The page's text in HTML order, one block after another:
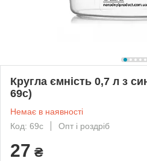
Кругла ємність 0,7 л з
69с)
Немає в наявності
Код: 69с
Опт і роздріб
27 ₴